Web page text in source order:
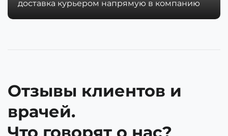
доставка курьером напрямую в компанию
Отзывы клиентов и
врачей.